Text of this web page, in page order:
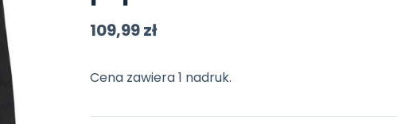
109,99zł
Cena zawiera 1 nadruk.